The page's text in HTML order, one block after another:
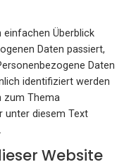
einfachen Überblick
Daten passiert,
Daten
identifiziert werden
zum Thema
unter diesem Text
Website